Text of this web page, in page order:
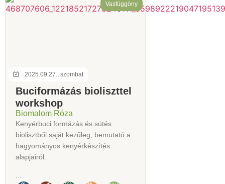
2025.09.27., szombat
Vasfüggöny
Buciformázás bioliszttel
workshop
Biomalom Róza
Kenyérbuci formázás és sütés
biolisztből saját kezűleg, bemutató a
hagyományos kenyérkészítés
alapjairól.